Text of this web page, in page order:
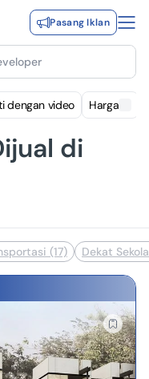
Pasang Iklan
dengan video Harga
di
(17) Dekat